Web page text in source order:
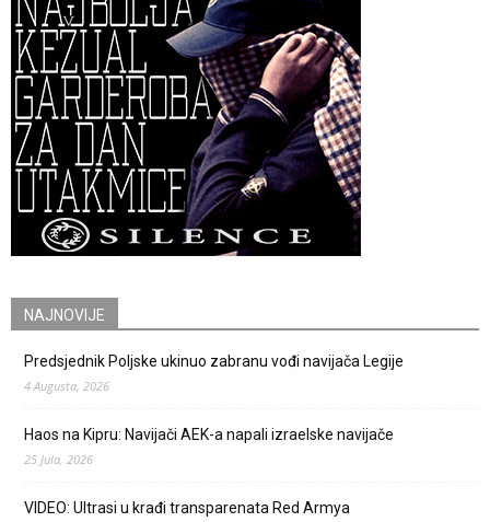
NAJNOVIJE
Predsjednik Poljske ukinuo zabranu vođi navijača Legije
4 Augusta, 2026
Haos na Kipru: Navijači AEK-a napali izraelske navijače
25 Jula, 2026
VIDEO: Ultrasi u krađi transparenata Red Armya